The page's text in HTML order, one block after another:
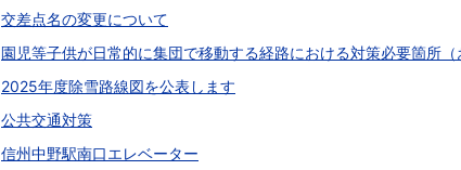
交差点名の変更について
園児等子供が日常的に集団で移動する経路における対策必要箇所
2025年度除雪路線図を公表します
公共交通対策
信州中野駅南口エレベーター